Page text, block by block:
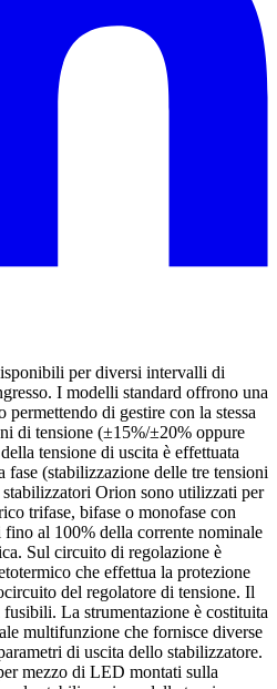
per diversi intervalli di
I modelli standard offrono una
permettendo di gestire con la stessa
di tensione (±15%/±20% oppure
tensione di uscita è effettuata
fase (stabilizzazione delle tre tensioni
Orion sono utilizzati per
trifase, bifase o monofase con
al 100% della corrente nominale
Sul circuito di regolazione è
che effettua la protezione
del regolatore di tensione. Il
La strumentazione è costituita
multifunzione che fornisce diverse
di uscita dello stabilizzatore.
mezzo di LED montati sulla